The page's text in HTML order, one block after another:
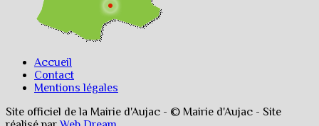
Accueil
Contact
Mentions légales
Site officiel de la Mairie d'Aujac - © Mairie d'Aujac - Site